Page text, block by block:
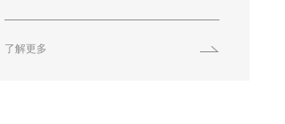
了解更多